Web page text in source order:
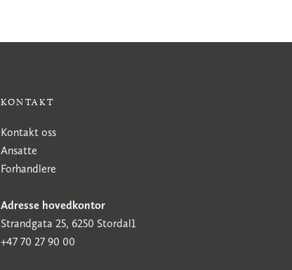
KONTAKT
Kontakt oss
Ansatte
Forhandlere
Adresse hovedkontor
Strandgata 25, 6250 Stordal1
+47 70 27 90 00